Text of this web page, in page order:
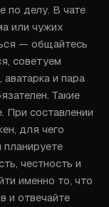
по делу. В чате
или чужих
— общайтесь
советуем
и пара
Такие
При составлении
для чего
честность и
именно то, что
и отвечайте